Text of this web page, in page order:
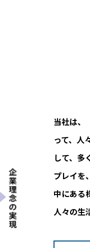
当社は、
って、人
して、多
プレイを
中にある
人々の生